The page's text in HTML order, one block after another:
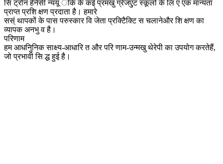
सि ट्रोन हेनेसी न्ययू ॉर्क के कई प्रमखु ग्रेजएुट स्कूलों के लि ए एक मान्यता
प्राप्त प्रशि क्षण प्रदाता है। हमारे
सस्ं थापकों के पास परुस्कार वि जेता प्रक्टिैक्टि स चलानेऔर शि क्षण का
व्यापक अनभु व है।
परिणाम
हम आधनिुनिक साक्ष्य-आधारि त और परि णाम-उन्मखु थेरेपी का उपयोग करतेहैं,
जो प्रभावी सि द्ध हुई है।